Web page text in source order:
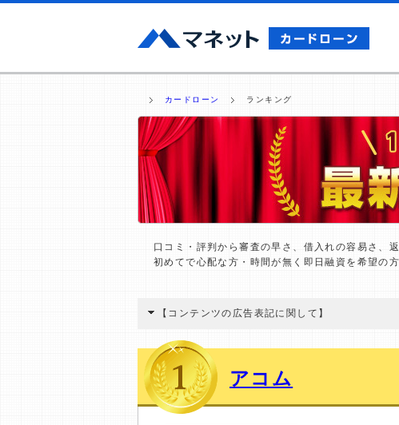
カードローン ランキング
口コミ・評判から審査の早さ、借入れの容易さ、
初めてで心配な方・時間が無く即日融資を希望の
【コンテンツの広告表記に関して】
と弊社に対して企業から紹介報酬が支払われると
ミ収集などに基づき、公平性を担保した情報提供を
>提携企業一覧
アコム